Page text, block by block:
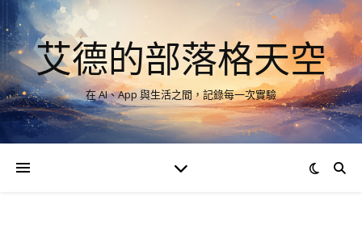
艾德的部落格天空
在 AI、App 與生活之間，記錄每一次實驗